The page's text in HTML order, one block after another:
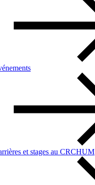
et stages au CRCHUM